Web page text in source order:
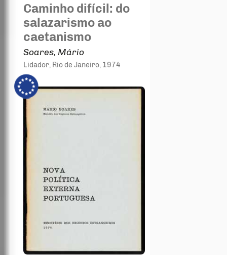
Caminho difícil: do
salazarismo ao
caetanismo
Soares, Mário
Lidador, Rio de Janeiro, 1974